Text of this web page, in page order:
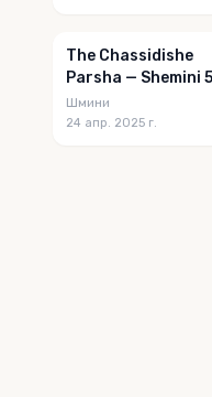
The Chassidishe
Parsha — Shemini
Шмини
24 апр. 2025 г.